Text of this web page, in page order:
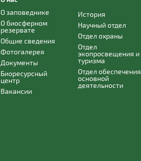
О заповеднике
О биосферном
резервате
Общие сведения
Фотогалерея
Документы
Биоресурсный
центр
Вакансии
История
Научный отдел
Отдел охраны
Отдел
экопросвещения и
туризма
Отдел обеспечения
основной
деятельности